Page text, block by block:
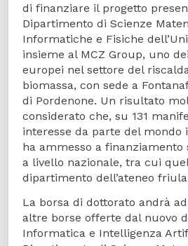
di finanziare il progetto
Dipartimento di Scienze
Informatiche e Fisiche
insieme al MCZ Group, uno
europei nel settore del
biomassa, con sede a
di Pordenone. Un risultato
considerato che, su 131
interesse da parte del mondo
ha ammesso a finanziamento
a livello nazionale, tra cui
dipartimento dell’ateneo
La borsa di dottorato andrà
altre borse offerte dal nuovo
Informatica e Intelligenza